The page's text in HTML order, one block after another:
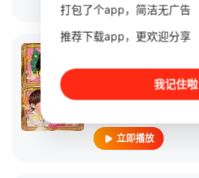
立即播放
打包了个app，简洁无广告
推荐下载app，更欢迎分享
我记住啦